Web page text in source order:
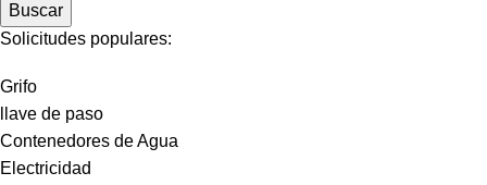
Buscar
Solicitudes populares:
Grifo
llave de paso
Contenedores de Agua
Electricidad